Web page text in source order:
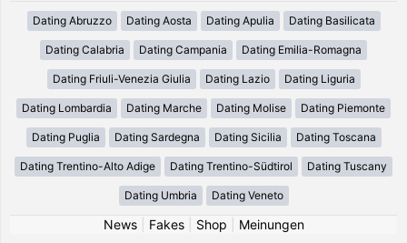
Dating Abruzzo Dating Aosta Dating Apulia Dating Basilicata
Dating Calabria Dating Campania Dating Emilia-Romagna
Dating Friuli-Venezia Giulia Dating Lazio Dating Liguria
Dating Lombardia Dating Marche Dating Molise Dating Piemonte
Dating Puglia Dating Sardegna Dating Sicilia Dating Toscana
Dating Trentino-Alto Adige Dating Trentino-Südtirol Dating Tuscany
Dating Umbria Dating Veneto
News| Fakes| Shop
Meinungen